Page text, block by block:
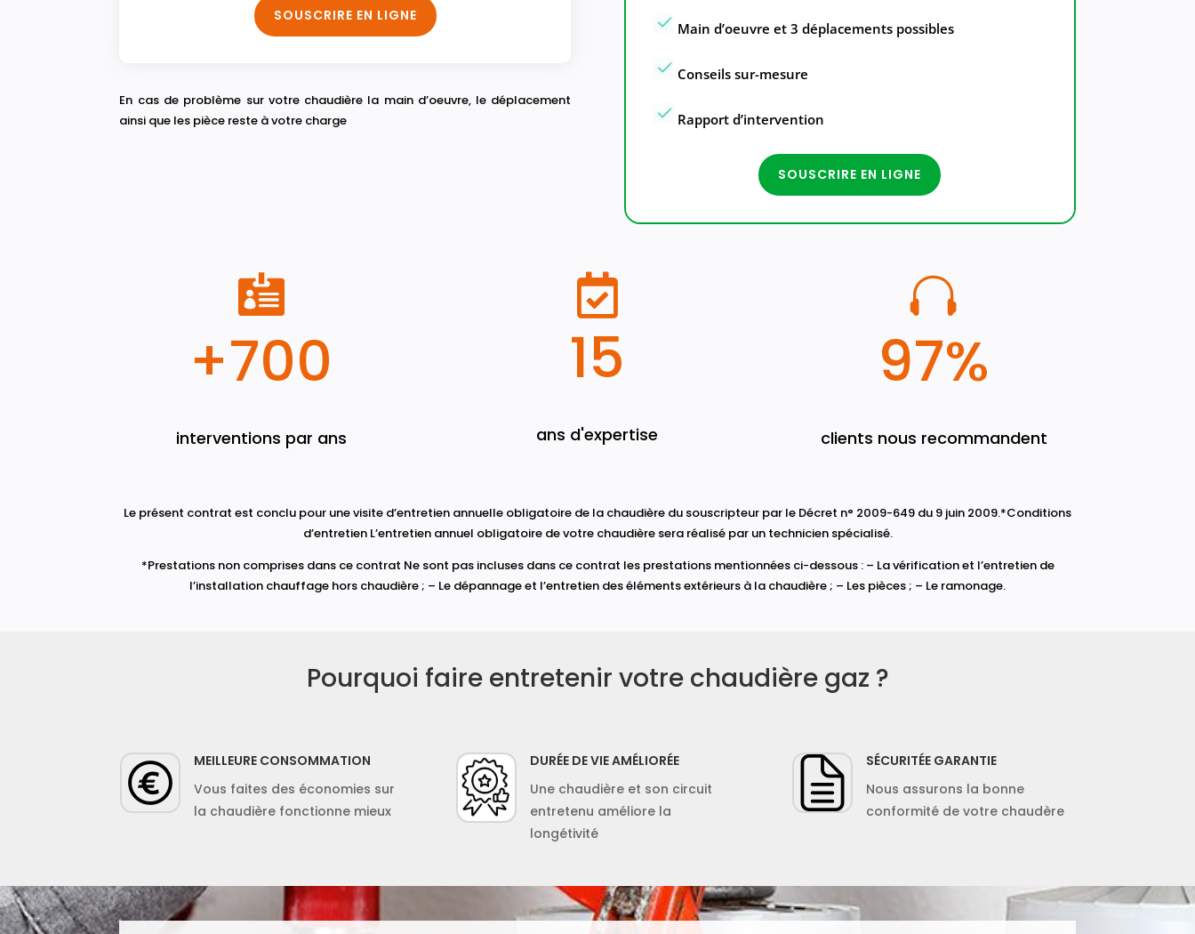
SOUSCRIRE EN LIGNE
En cas de problème sur votre chaudière la main d’oeuvre, le déplacement
ainsi que les pièce reste à votre charge
Main d’oeuvre et 3 déplacements possibles
Conseils sur-mesure
Rapport d’intervention
SOUSCRIRE EN LIGNE

+700
interventions par ans

15
ans d'expertise

97%
clients nous recommandent
Le présent contrat est conclu pour une visite d’entretien annuelle obligatoire de la chaudière du souscripteur par le Décret n° 2009-649 du 9 juin 2009.*Conditions
d’entretien L’entretien annuel obligatoire de votre chaudière sera réalisé par un technicien spécialisé.
*Prestations non comprises dans ce contrat Ne sont pas incluses dans ce contrat les prestations mentionnées ci-dessous : – La vérification et l’entretien de
l’installation chauffage hors chaudière ; – Le dépannage et l’entretien des éléments extérieurs à la chaudière ; – Les pièces ; – Le ramonage.
Pourquoi faire entretenir votre chaudière gaz ?
MEILLEURE CONSOMMATION
Vous faites des économies sur
la chaudière fonctionne mieux
DURÉE DE VIE AMÉLIORÉE
Une chaudière et son circuit
entretenu améliore la
longétivité
SÉCURITÉE GARANTIE
Nous assurons la bonne
conformité de votre chaudère